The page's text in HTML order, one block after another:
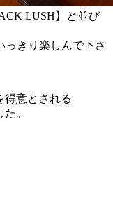
LUSH】と並び
っきり楽しんで下さ
意とされる
。